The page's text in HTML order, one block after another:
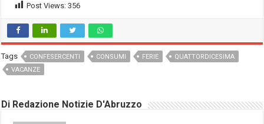
Post Views: 356
Tags CONFESERCENTI CONSUMI FERIE
QUATTORDICESIMA
VACANZE
Di Redazione Notizie D'Abruzzo